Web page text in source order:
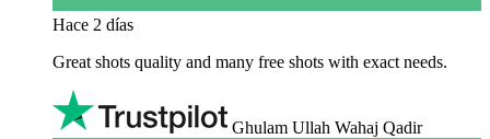
Hace 2 días
Great shots quality and many free shots with exact needs.
Ghulam Ullah Wahaj Qadir